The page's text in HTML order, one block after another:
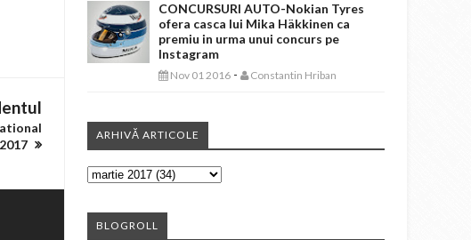
CONCURSURI AUTO-Nokian Tyres
ofera casca lui Mika Häkkinen ca
premiu in urma unui concurs pe
Instagram
Nov 01 2016 - Constantin Hriban
ARHIVĂ ARTICOLE
BLOGROLL